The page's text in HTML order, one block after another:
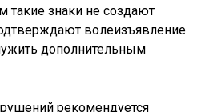
такие знаки не создают
волеизъявление
дополнительным
рекомендуется